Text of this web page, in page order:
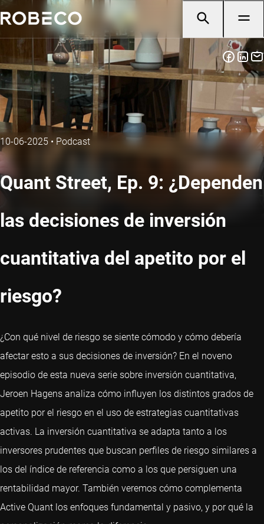
10-06-2025 • Podcast
Quant Street, Ep. 9: ¿Dependen
las decisiones de inversión
cuantitativa del apetito por el
riesgo?
¿Con qué nivel de riesgo se siente cómodo y cómo debería
afectar esto a sus decisiones de inversión? En el noveno
episodio de esta nueva serie sobre inversión cuantitativa,
Jeroen Hagens analiza cómo influyen los distintos grados de
apetito por el riesgo en el uso de estrategias cuantitativas
activas. La inversión cuantitativa se adapta tanto a los
inversores prudentes que buscan perfiles de riesgo similares a
los del índice de referencia como a los que persiguen una
rentabilidad mayor. También veremos cómo complementa
Active Quant los enfoques fundamental y pasivo, y por qué la